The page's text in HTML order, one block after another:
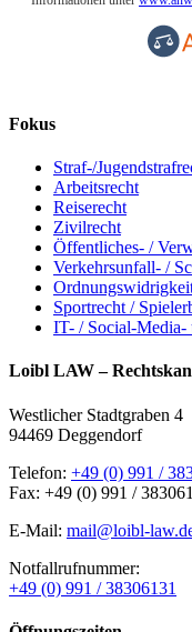
Fokus
Straf-/
Arbeitsrecht
Reiserecht
Zivilrecht
Öffentliches- /
Verkehrsunfall- /
Sportrecht /
IT- / Social-Media-
Loibl LAW –
Westlicher Stadtgraben 4
94469 Deggendorf
Telefon: +49 (0) 991 /
Fax: +49 (0) 991 /
E-Mail: mail@loibl-
Notfallrufnummer:
+49 (0) 991 / 38306131